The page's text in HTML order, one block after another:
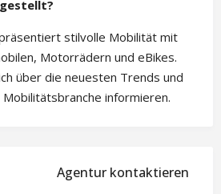
stilvolle Mobilität mit
Motorrädern und eBikes.
über die neuesten Trends und
informieren.
Agentur kontaktieren